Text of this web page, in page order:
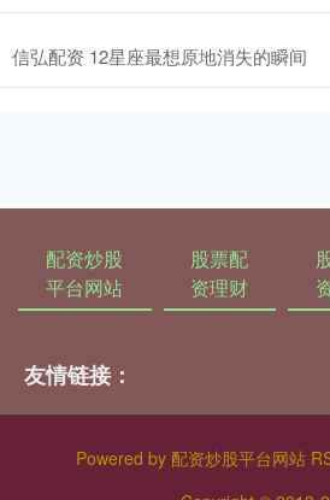
信弘配资 12星座最想原地消失的瞬间
配资炒股
平台网站
股票配
资理财
友情链接：
Powered by 配资炒股平台网站